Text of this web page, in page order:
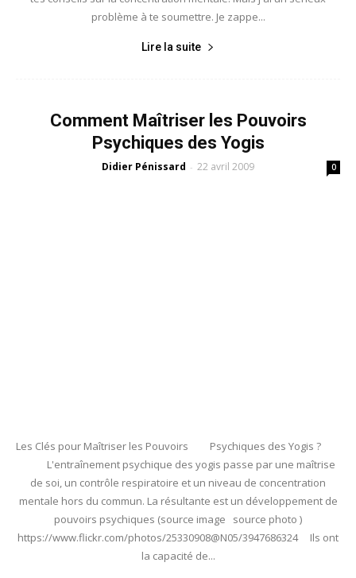
problème à te soumettre. Je zappe...
Lire la suite
Comment Maîtriser les Pouvoirs
Psychiques des Yogis
Didier Pénissard - 22 avril 2009 0
Les Clés pour Maîtriser les Pouvoirs Psychiques des Yogis ?
L'entraînement psychique des yogis passe par une maîtrise
de soi, un contrôle respiratoire et un niveau de concentration
mentale hors du commun. La résultante est un développement de
pouvoirs psychiques (source image source photo )
https://www.flickr.com/photos/25330908@N05/3947686324 Ils ont
la capacité de...